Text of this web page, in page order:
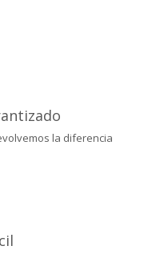
la diferencia